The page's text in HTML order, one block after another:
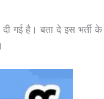
गई है। बता दे इस भर्ती के